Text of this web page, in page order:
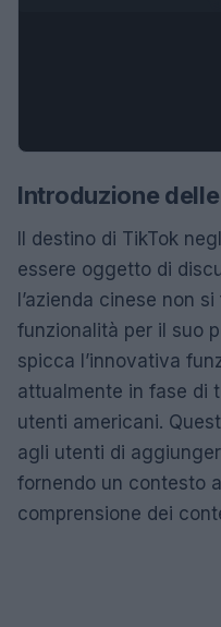
Introduzione
Il destino di TikTok
essere oggetto di
l’azienda cinese non
funzionalità per il suo
spicca l’innovativa
attualmente in fase di
utenti americani.
agli utenti di
fornendo un contesto
comprensione dei